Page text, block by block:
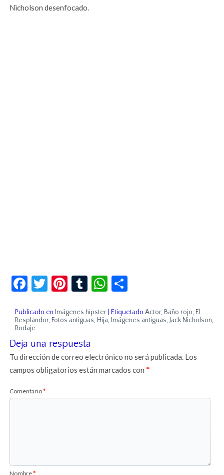
Nicholson desenfocado.
Facebook
Twitter
Pinterest
TumblrWhatsApp
Publicado en Imágenes hipster |Etiquetado Actor, Baño rojo, El
Resplandor, Fotos antiguas, Hija, Imágenes antiguas,Jack Nicholson,
Rodaje
Deja una respuesta
Tu dirección de correo electrónico no será publicada. Los
campos obligatorios están marcados con*
Comentario*
Nombre*